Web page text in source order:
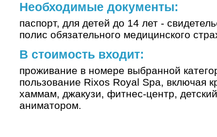
Необходимые документы:
паспорт, для детей до 14 лет -
полис обязательного медицинского
В стоимость входит:
проживание в номере выбранной
пользование Rixos Royal Spa, включая
хаммам, джакузи, фитнес-центр,
аниматором.